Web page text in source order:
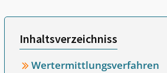
Inhaltsverzeichniss
Wertermittlungsverfahren